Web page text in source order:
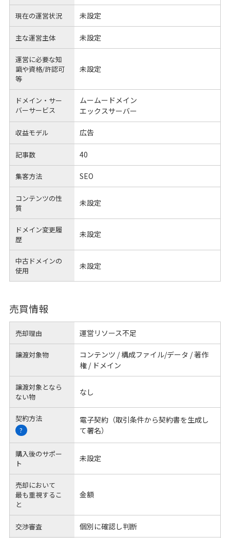
現在の運営状況 未設定
主な運営主体 未設定
運営に必要な知
識や資格/許認可
等
未設定
ドメイン・サー
バーサービス
ムームードメイン
エックスサーバー
収益モデル 広告
記事数 40
集客方法 SEO
コンテンツの性
質
未設定
ドメイン変更履
歴
未設定
中古ドメインの
使用
未設定
売買情報
売却理由 運営リソース不足
譲渡対象物
コンテンツ / 構成ファイル/データ / 著作
権 / ドメイン
譲渡対象となら
ない物
なし
契約方法
?
電子契約（取引条件から契約書を生成し
て署名）
購入後のサポー
ト
未設定
売却において
最も重視するこ
と
金額
交渉審査 個別に確認し判断